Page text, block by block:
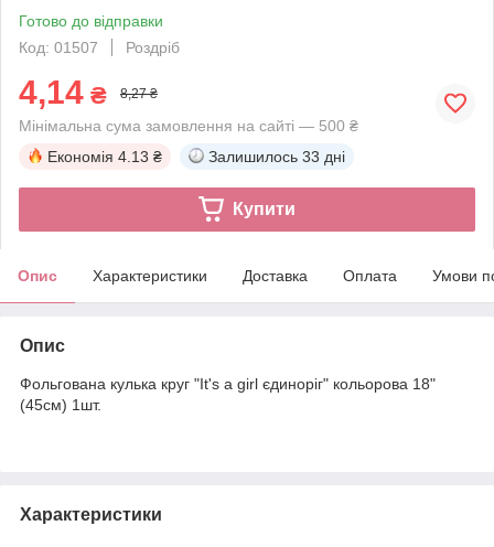
Готово до відправки
Код: 01507
Роздріб
4,14 ₴ 8,27 ₴
Мінімальна сума замовлення на сайті — 500 ₴
Економія 4.13 ₴ Залишилось 33 дні
Купити
Опис Характеристики Доставка Оплата Умови
Опис
Фольгована кулька круг "It's a girl єдиноріг" кольорова 18"
(45см) 1шт.
Характеристики